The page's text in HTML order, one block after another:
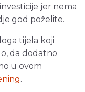
jer nema
god poželite.
tijela koji
da dodatno
u ovom
.